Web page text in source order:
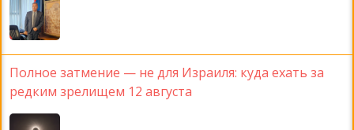
Полное затмение — не для Израиля: куда ехать за
редким зрелищем 12 августа